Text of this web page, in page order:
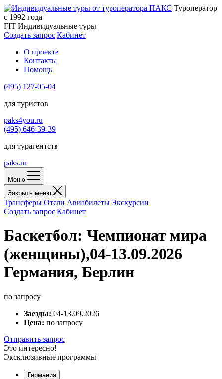
Туроператор
с 1992 года
FIT Индивидуальные туры
Создать запрос Кабинет
О проекте
Контакты
Помощь
(495) 127-05-04
для туристов
paks4you.ru
(495) 646-39-39
для турагентств
paks.ru
Меню
Закрыть меню
Трансферы Отели Авиабилеты Экскурсии
Создать запрос Кабинет
Баскетбол: Чемпионат мира
(женщины),04-13.09.2026
Германия, Берлин
по запросу
Заезды: 04-13.09.2026
Цена: по запросу
Отправить запрос
Это интересно!
Эксклюзивные программы
Германия